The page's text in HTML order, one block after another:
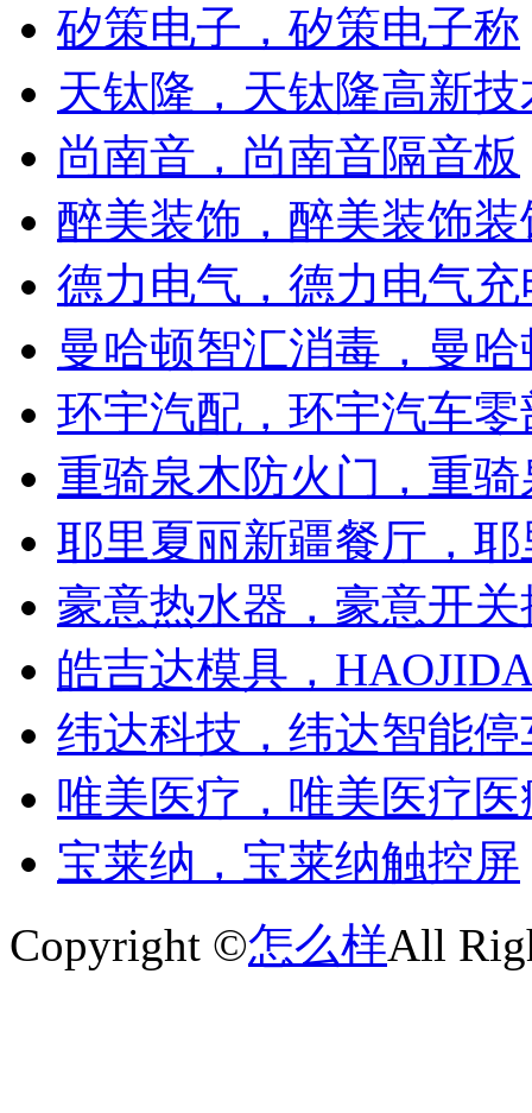
矽策电子，矽策电子称
天钛隆，天钛隆高新
尚南音，尚南音隔音板
醉美装饰，醉美装饰
德力电气，德力电气充
曼哈顿智汇消毒，曼
环宇汽配，环宇汽车零
重骑泉木防火门，重
耶里夏丽新疆餐厅，
豪意热水器，豪意开关
皓吉达模具，
纬达科技，纬达智能停
唯美医疗，唯美医疗
宝莱纳，宝莱纳触控屏
Copyright ©怎么样All